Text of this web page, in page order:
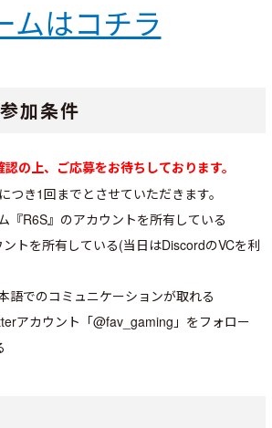
ムはコチラ
加条件
の上、ご応募をお待ちしております。
つき1回までとさせていただきます。
『R6S』のアカウントを所有している
トを所有している(当日はDiscordのVCを利
語でのコミュニケーションが取れる
アカウント「@fav_gaming」をフォロー